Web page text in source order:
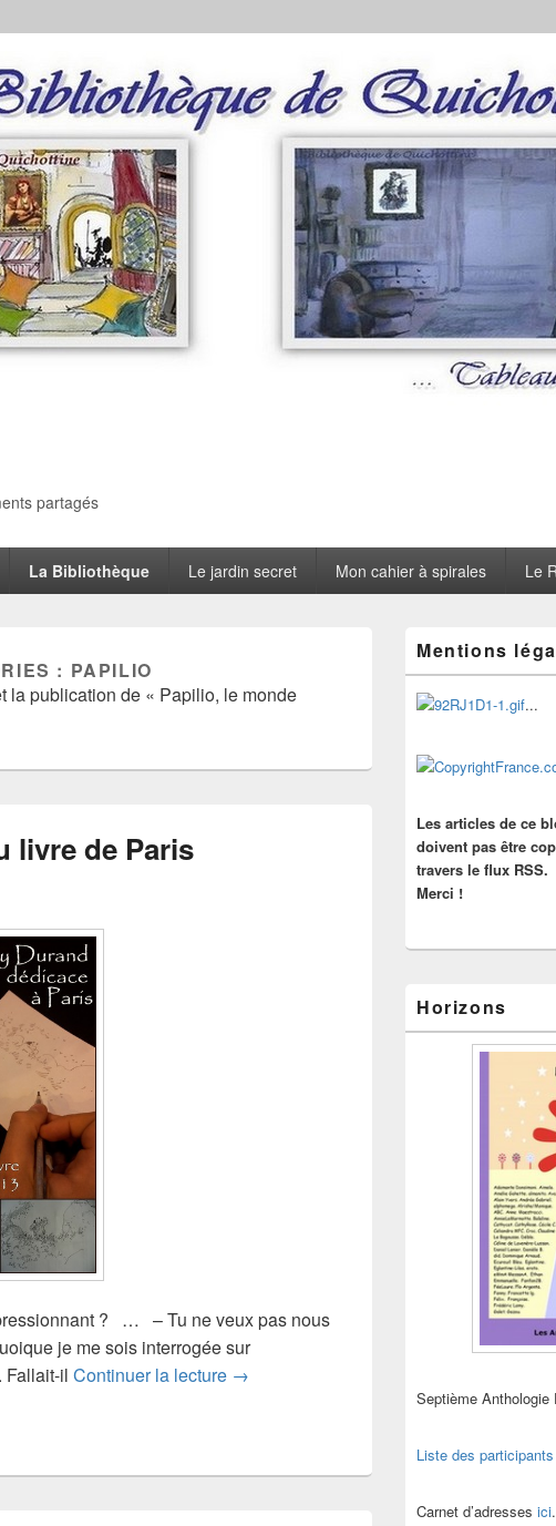
partagés
La Bibliothèque Le jardin secret Mon cahier à spirales Le
: PAPILIO
la publication de « Papilio, le monde
livre de Paris
? … – Tu ne veux pas nous
je me sois interrogée sur
Fallait-il Continuer la lecture Papilio au salon du livre de Paris
→
principale
de
widget
pour
barre
latérale
Mentions
...
Les articles de ce
doivent pas être
travers le flux RSS.
Merci !
Horizons
Septième Anthologie
Liste des participants
Carnet d’adresses ici.